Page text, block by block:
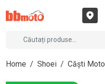
Home / Shoei / Căști Moto